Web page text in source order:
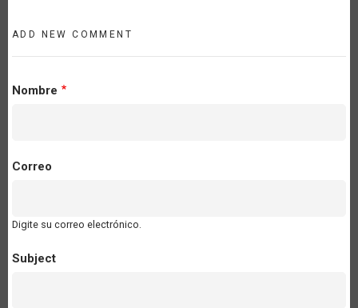
ADD NEW COMMENT
Nombre
Correo
Digite su correo electrónico.
Subject